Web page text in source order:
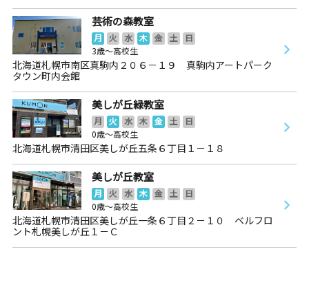
芸術の森教室
月 火 水 木 金 土
日
3歳～高校生
北海道札幌市南区真駒内２０６－１９ 真駒内アートパーク
タウン町内会館
美しが丘緑教室
月 火 水 木 金 土
日
0歳～高校生
北海道札幌市清田区美しが丘五条６丁目１－１８
美しが丘教室
月 火 水 木 金 土
日
0歳～高校生
北海道札幌市清田区美しが丘一条６丁目２－１０ ベルフロ
ント札幌美しが丘１－Ｃ